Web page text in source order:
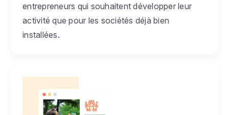
entrepreneurs qui souhaitent développer leur
activité que pour les sociétés déjà bien
installées.